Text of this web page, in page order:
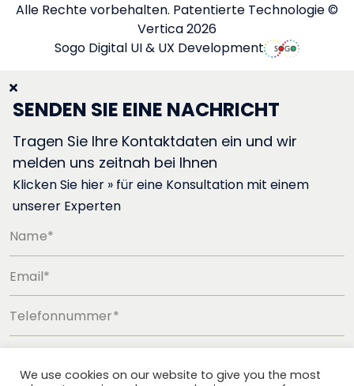
Alle Rechte vorbehalten. Patentierte Technologie ©
Vertica 2026
Sogo Digital UI & UX Development
SENDEN SIE EINE NACHRICHT
Tragen Sie Ihre Kontaktdaten ein und wir
melden uns zeitnah bei Ihnen
Klicken Sie hier » für eine Konsultation mit einem
unserer Experten
Name*
Email*
Telefonnummer*
We use cookies on our website to give you the most